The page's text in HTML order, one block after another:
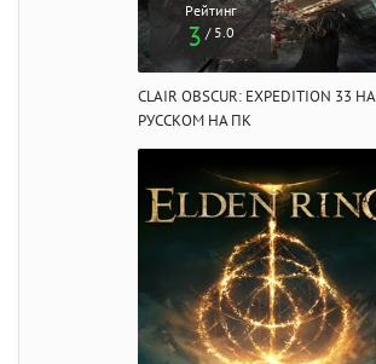
Рейтинг
3 / 5.0
CLAIR OBSCUR: EXPEDITION 33 НА
РУССКОМ НА ПК